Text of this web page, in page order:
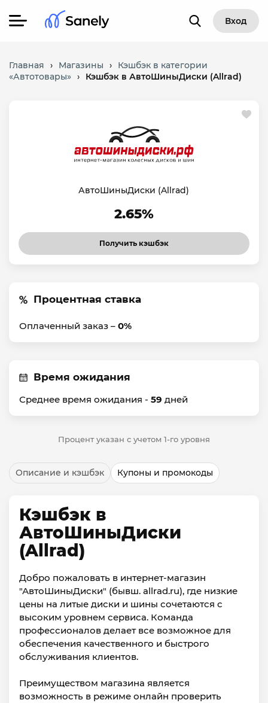
Вход
Главная › Магазины ›
Кэшбэк в категории
«Автотовары» › Кэшбэк в АвтоШиныДиски (Allrad)
АвтоШиныДиски (Allrad)
2.65%
Получить кэшбэк
Процентная ставка
Оплаченный заказ – 0%
Время ожидания
Среднее время ожидания - 59 дней
Процент указан с учетом 1-го уровня
Описание и кэшбэк Купоны и промокоды
Кэшбэк в
АвтоШиныДиски
(Allrad)
Добро пожаловать в интернет-магазин
"АвтоШиныДиски" (бывш. allrad.ru), где низкие
цены на литые диски и шины сочетаются с
высоким уровнем сервиса. Команда
профессионалов делает все возможное для
обеспечения качественного и быстрого
обслуживания клиентов.
Преимуществом магазина является
возможность в режиме онлайн проверить